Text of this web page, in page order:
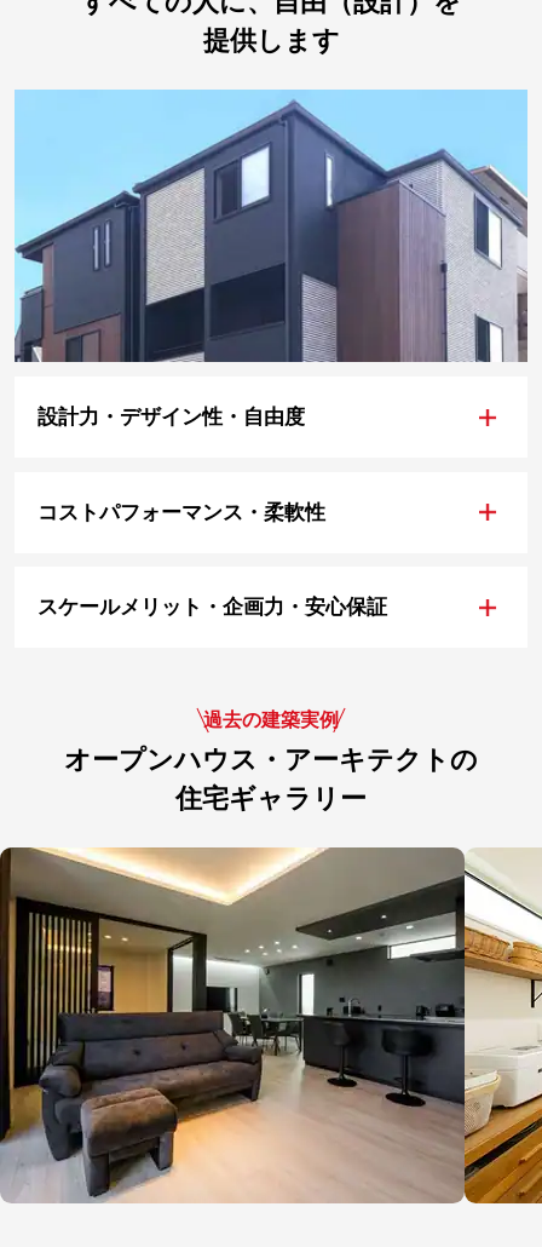
提供します
設計力・デザイン性・自由度 +
コストパフォーマンス・柔軟性 +
スケールメリット・企画力・安心保証 +
過去の建築実例
オープンハウス・アーキテクトの
住宅ギャラリー